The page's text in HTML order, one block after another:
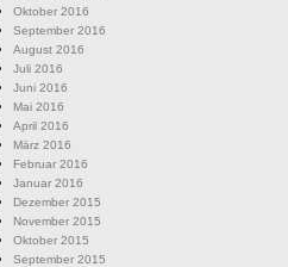
Oktober 2016
September 2016
August 2016
Juli 2016
Juni 2016
Mai 2016
April 2016
März 2016
Februar 2016
Januar 2016
Dezember 2015
November 2015
Oktober 2015
September 2015